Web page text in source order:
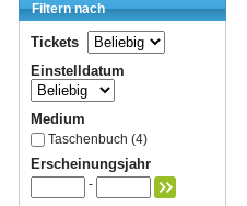
Filtern nach
Tickets
Einstelldatum
Medium
Taschenbuch (4)
Erscheinungsjahr
-